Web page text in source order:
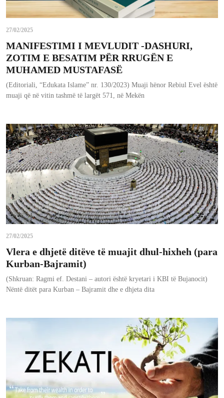
27/02/2025
MANIFESTIMI I MEVLUDIT -DASHURI,
ZOTIM E BESATIM PËR RRUGËN E
MUHAMED MUSTAFASË
(Editoriali, “Edukata Islame” nr. 130/2023) Muaji hënor Rebiul Evel është
muaji që në vitin tashmë të largët 571, në Mekën
27/02/2025
Vlera e dhjetë ditëve të muajit dhul-hixheh (para
Kurban-Bajramit)
(Shkruan: Ragmi ef. Destani – autori është kryetari i KBI të Bujanocit)
Nëntë ditët para Kurban – Bajramit dhe e dhjeta dita